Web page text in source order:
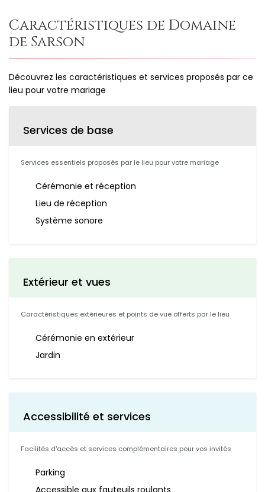
Caractéristiques de Domaine
de Sarson
Découvrez les caractéristiques et services proposés par ce
lieu pour votre mariage
Services de base
Services essentiels proposés par le lieu pour votre mariage
Cérémonie et réception
Lieu de réception
Système sonore
Extérieur et vues
Caractéristiques extérieures et points de vue offerts par le lieu
Cérémonie en extérieur
Jardin
Accessibilité et services
Facilités d'accès et services complémentaires pour vos invités
Parking